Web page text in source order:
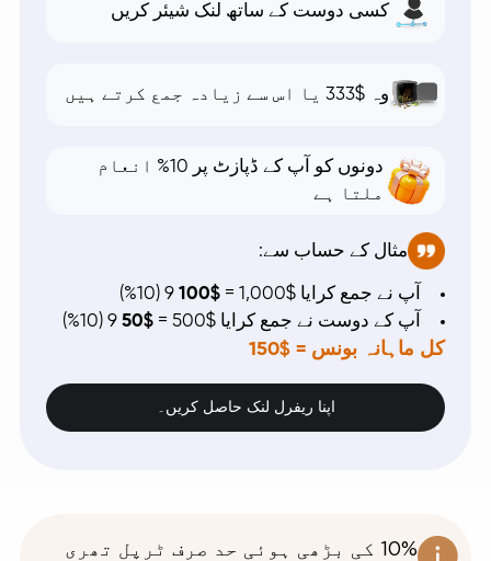
کسی دوست کے ساتھ لنک شیئر کریں
وہ $333 یا اس سے زیادہ جمع کرتے ہیں
دونوں کو آپ کے ڈپازٹ پر 10% انعام
ملتا ہے
مثال کے حساب سے:
آپ نے جمع کرایا $1,000 = $100
9 (10%)
آپ کے دوست نے جمع کرایا $500 =
$50
9 (10%)
کل ماہانہ بونس = $150
اپنا ریفرل لنک حاصل کریں۔
10% کی بڑھی ہوئی حد صرف ٹرپل تھری